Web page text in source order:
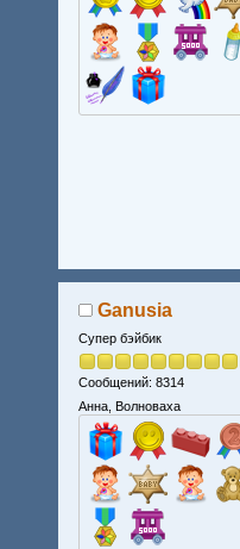
Ganusia
Супер бэйбик
Сообщений: 8314
Анна, Волноваха